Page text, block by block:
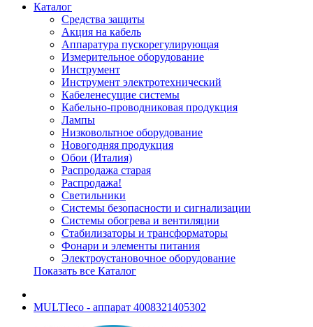
Каталог
Cредства защиты
Акция на кабель
Аппаратура пускорегулирующая
Измерительное оборудование
Инструмент
Инструмент электротехнический
Кабеленесущие системы
Кабельно-проводниковая продукция
Лампы
Низковольтное оборудование
Новогодняя продукция
Обои (Италия)
Распродажа старая
Распродажа!
Светильники
Системы безопасности и сигнализации
Системы обогрева и вентиляции
Стабилизаторы и трансформаторы
Фонари и элементы питания
Электроустановочное оборудование
Показать все Каталог
MULTIeco - аппарат 4008321405302